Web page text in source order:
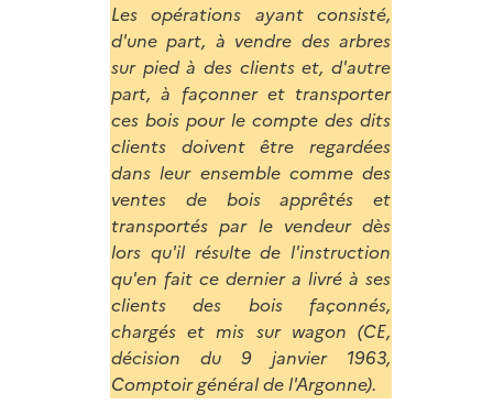
Les opérations ayant consisté,
d'une part, à vendre des arbres
sur pied à des clients et, d'autre
part, à façonner et transporter
ces bois pour le compte des dits
clients doivent être regardées
dans leur ensemble comme des
ventes de bois apprêtés et
transportés par le vendeur dès
lors qu'il résulte de l'instruction
qu'en fait ce dernier a livré à ses
clients des bois façonnés,
chargés et mis sur wagon (CE,
décision du 9 janvier 1963,
Comptoir général de l'Argonne).